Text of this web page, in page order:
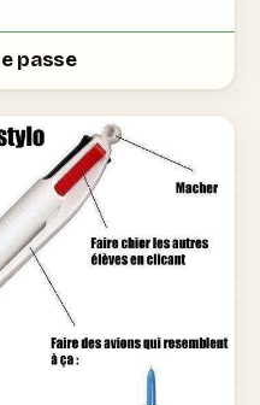
passe